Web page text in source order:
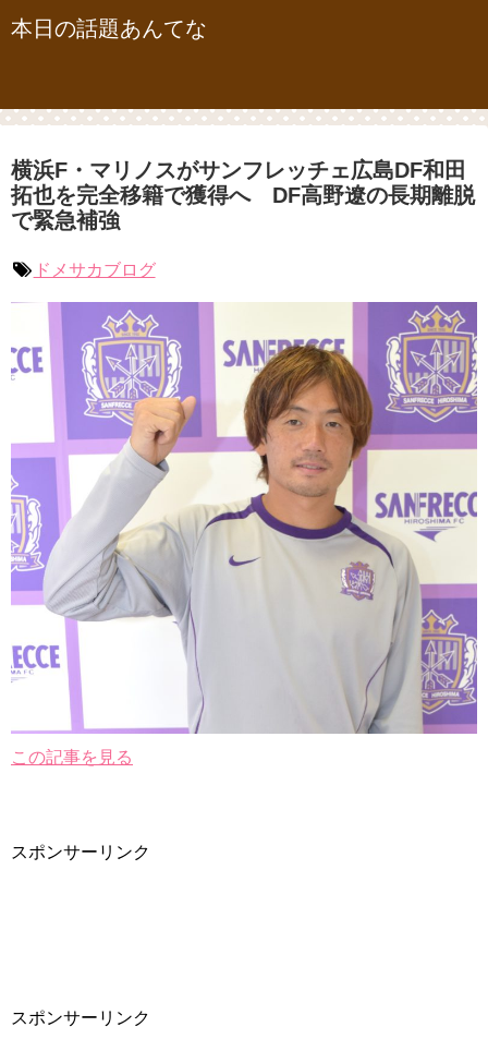
本日の話題あんてな
横浜F・マリノスがサンフレッチェ広島DF和田
拓也を完全移籍で獲得へ DF高野遼の長期離脱
で緊急補強
ドメサカブログ
この記事を見る
スポンサーリンク
スポンサーリンク